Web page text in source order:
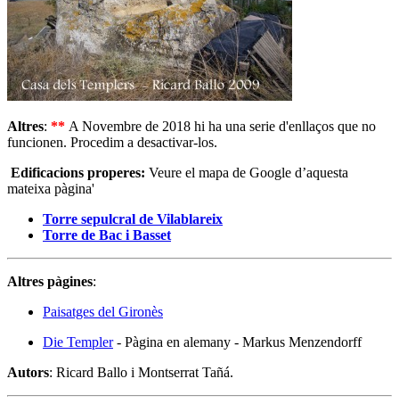
Altres: ** A Novembre de 2018 hi ha una serie d'enllaços que no
funcionen. Procedim a desactivar-los.
Edificacions properes: Veure el mapa de Google d’aquesta
mateixa pàgina'
Torre sepulcral de Vilablareix
Torre de Bac i Basset
Altres pàgines:
Paisatges del Gironès
Die Templer- Pàgina en alemany - Markus Menzendorff
Autors: Ricard Ballo i Montserrat Tañá.